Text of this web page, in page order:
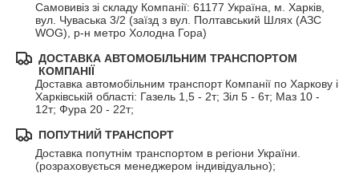
Самовивіз зі складу Компанії: 61177 Україна, м. Харків,
вул. Чуваська 3/2 (заїзд з вул. Полтавський Шлях (АЗС
WOG), р-н метро Холодна Гора)
ДОСТАВКА АВТОМОБІЛЬНИМ ТРАНСПОРТОМ
КОМПАНІЇ
Доставка автомобільним транспорт Компанії по Харкову і
Харківській області: Газель 1,5 - 2т; Зіл 5 - 6т; Маз 10 -
12т; Фура 20 - 22т;
ПОПУТНИЙ ТРАНСПОРТ
Доставка попутнім транспортом в регіони України.
(розраховується менеджером індивідуально);